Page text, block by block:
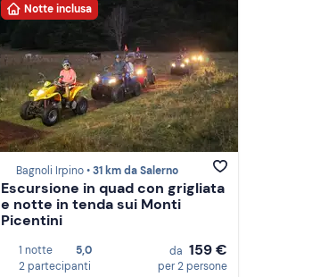
Notte inclusa
Bagnoli Irpino •31 km da Salerno
Escursione in quad con grigliata
e notte in tenda sui Monti
Picentini
1 notte
5,0
2 partecipanti
da 159 €
per 2 persone